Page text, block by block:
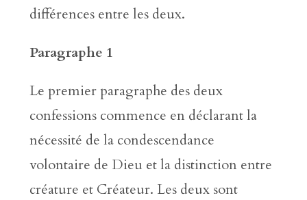
différences entre les deux.
Paragraphe 1
Le premier paragraphe des deux
confessions commence en déclarant la
nécessité de la condescendance
volontaire de Dieu et la distinction entre
créature et Créateur. Les deux sont